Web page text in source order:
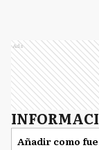
Ads
Añadir como